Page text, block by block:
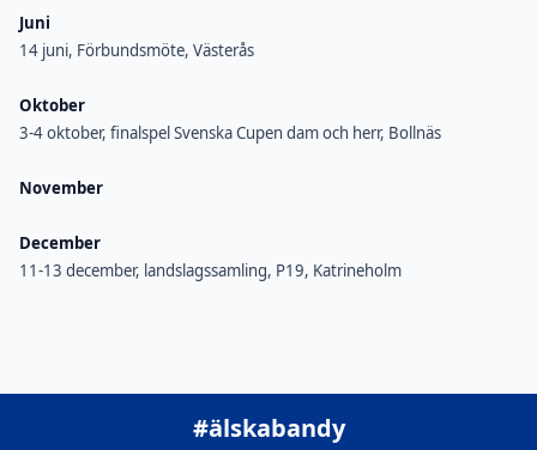
Juni
14 juni, Förbundsmöte, Västerås
Oktober
3-4 oktober, finalspel Svenska Cupen dam och herr, Bollnäs
November
December
11-13 december, landslagssamling, P19, Katrineholm
#älskabandy